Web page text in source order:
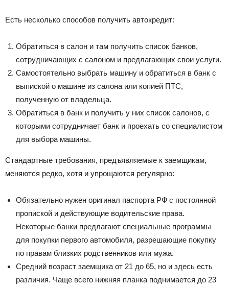
Есть несколько способов получить автокредит:
Обратиться в салон и там получить список банков,
сотрудничающих с салоном и предлагающих свои услуги.
Самостоятельно выбрать машину и обратиться в банк с
выпиской о машине из салона или копией ПТС,
полученную от владельца.
Обратиться в банк и получить у них список салонов, с
которыми сотрудничает банк и проехать со специалистом
для выбора машины.
Стандартные требования, предъявляемые к заемщикам,
меняются редко, хотя и упрощаются регулярно:
Обязательно нужен оригинал паспорта РФ с постоянной
пропиской и действующие водительские права.
Некоторые банки предлагают специальные программы
для покупки первого автомобиля, разрешающие покупку
по правам близких родственников или мужа.
Средний возраст заемщика от 21 до 65, но и здесь есть
различия. Чаще всего нижняя планка поднимается до 23